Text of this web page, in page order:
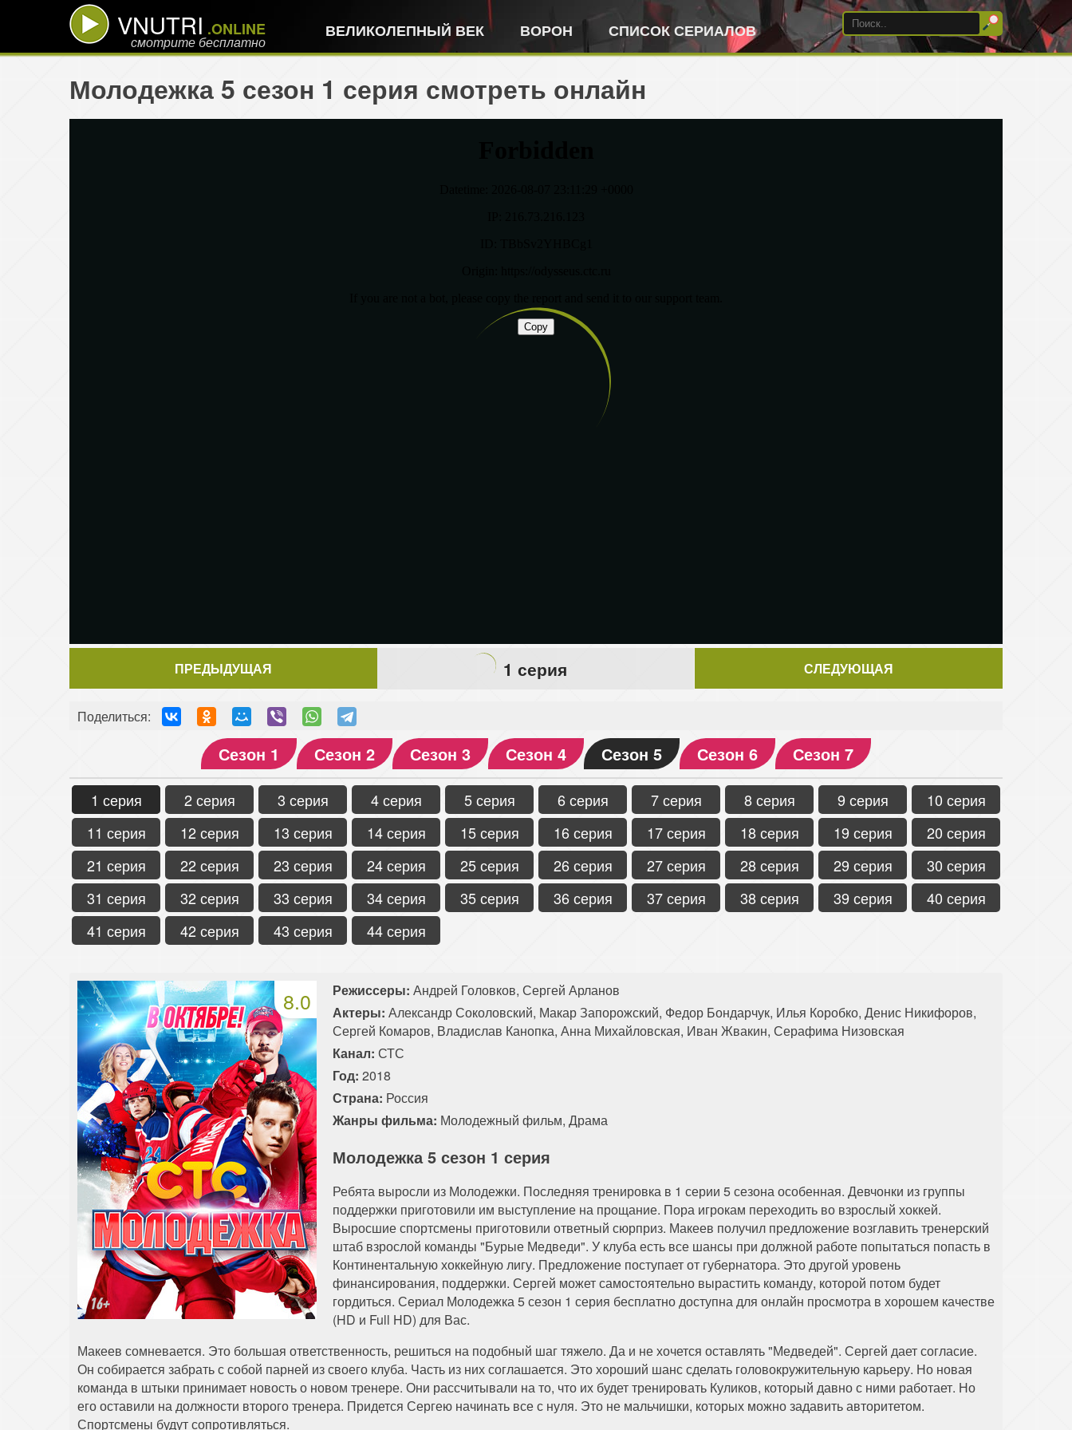
VNUTRI .ONLINE
смотрите бесплатно
ВЕЛИКОЛЕПНЫЙ ВЕК ВОРОН СПИСОК СЕРИАЛОВ
Молодежка 5 сезон 1 серия смотреть онлайн
ПРЕДЫДУЩАЯ 1 серия СЛЕДУЮЩАЯ
Поделиться:
Сезон 1 Сезон 2 Сезон 3 Сезон 4 Сезон 5 Сезон 6 Сезон 7
1 серия 2 серия 3 серия 4 серия 5 серия 6 серия 7 серия 8 серия 9 серия
10 серия
11 серия
12 серия 13 серия 14 серия 15 серия 16 серия 17 серия 18 серия 19 серия
20 серия
21 серия
22 серия 23 серия 24 серия 25 серия 26 серия 27 серия 28 серия 29 серия
30 серия
31 серия
32 серия 33 серия 34 серия 35 серия 36 серия 37 серия 38 серия 39 серия
40 серия
41 серия
42 серия 43 серия 44 серия
8.0 Режиссеры: Андрей Головков, Сергей Арланов
Актеры: Александр Соколовский, Макар Запорожский, Федор Бондарчук, Илья Коробко, Денис Никифоров,
Сергей Комаров, Владислав Канопка, Анна Михайловская, Иван Жвакин, Серафима Низовская
Канал: СТС
Год: 2018
Страна: Россия
Жанры фильма: Молодежный фильм, Драма
Молодежка 5 сезон 1 серия
Ребята выросли из Молодежки. Последняя тренировка в 1 серии 5 сезона особенная. Девчонки из группы
поддержки приготовили им выступление на прощание. Пора игрокам переходить во взрослый хоккей.
Выросшие спортсмены приготовили ответный сюрприз. Макеев получил предложение возглавить тренерский
штаб взрослой команды "Бурые Медведи". У клуба есть все шансы при должной работе попытаться попасть в
Континентальную хоккейную лигу. Предложение поступает от губернатора. Это другой уровень
финансирования, поддержки. Сергей может самостоятельно вырастить команду, которой потом будет
гордиться. Сериал Молодежка 5 сезон 1 серия бесплатно доступна для онлайн просмотра в хорошем качестве
(HD и Full HD) для Вас.
Макеев сомневается. Это большая ответственность, решиться на подобный шаг тяжело. Да и не хочется оставлять "Медведей". Сергей дает согласие.
Он собирается забрать с собой парней из своего клуба. Часть из них соглашается. Это хороший шанс сделать головокружительную карьеру. Но новая
команда в штыки принимает новость о новом тренере. Они рассчитывали на то, что их будет тренировать Куликов, который давно с ними работает. Но
его оставили на должности второго тренера. Придется Сергею начинать все с нуля. Это не мальчишки, которых можно задавить авторитетом.
Спортсмены будут сопротивляться.